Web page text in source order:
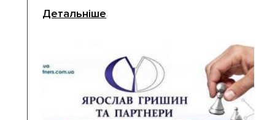
Детальніше